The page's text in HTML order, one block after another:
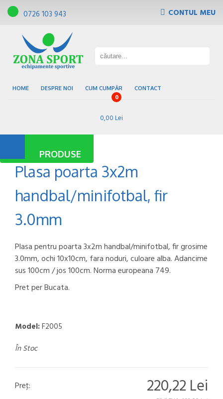
0726 103 943 CONTUL MEU
HOME DESPRE NOI CUM CUMPĂR CONTACT
0
0,00 Lei
PRODUSE
Pardoseli sportive
Plasa poarta 3x2m
handbal/minifotbal, fir
3.0mm
Plasa pentru poarta 3x2m handbal/minifotbal, fir grosime
3.0mm, ochi 10x10cm, fara noduri, culoare alba. Adancime
sus 100cm / jos 100cm. Norma europeana 749.
Pret per Bucata.
Model:F2005
În Stoc
Preţ: 220,22 Lei